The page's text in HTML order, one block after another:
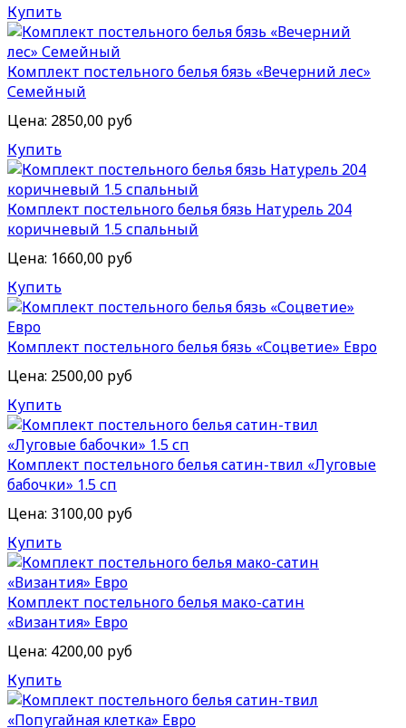
Купить
Комплект постельного белья бязь «Вечерний лес»
Семейный
Цена: 2850,00 руб
Купить
Комплект постельного белья бязь Натурель 204
коричневый 1.5 спальный
Цена: 1660,00 руб
Купить
Комплект постельного белья бязь «Соцветие» Евро
Цена: 2500,00 руб
Купить
Комплект постельного белья сатин-твил «Луговые
бабочки» 1.5 сп
Цена: 3100,00 руб
Купить
Комплект постельного белья мако-сатин
«Византия» Евро
Цена: 4200,00 руб
Купить